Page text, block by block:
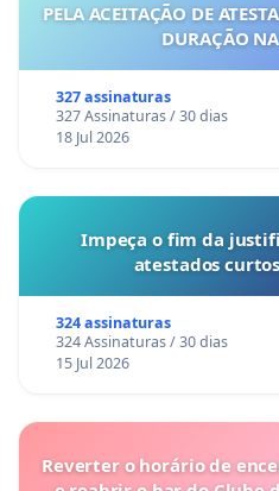
PELA ACEITAÇÃO DE
DURAÇÃO
327 assinaturas
327 Assinaturas / 30 dias
18 Jul 2026
Impeça o fim da
atestados curtos
324 assinaturas
324 Assinaturas / 30 dias
15 Jul 2026
Reverter o horário de